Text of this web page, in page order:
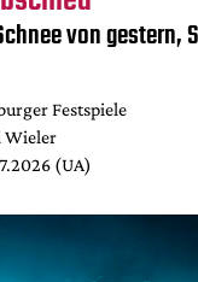
von gestern,
Festspiele
Wieler
(UA)